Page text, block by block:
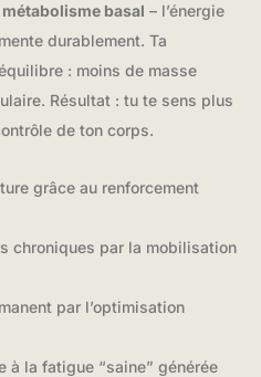
métabolisme basal – l’énergie
durablement. Ta
: moins de masse
Résultat : tu te sens plus
de ton corps.
grâce au renforcement
chroniques par la mobilisation
par l’optimisation
à la fatigue “saine” générée